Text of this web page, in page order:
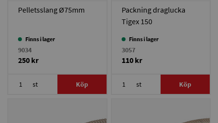
Pelletsslang Ø75mm
Finns i lager
9034
250 kr
st Köp
Packning draglucka
Tigex 150
Finns i lager
3057
110 kr
st Köp